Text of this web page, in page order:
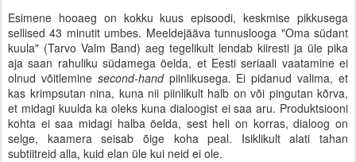
Esimene hooaeg on kokku kuus episoodi, keskmise pikkusega
sellised 43 minutit umbes. Meeldejääva tunnuslooga "Oma südant
kuula" (Tarvo Valm Band) aeg tegelikult lendab kiiresti ja üle pika
aja saan rahuliku südamega öelda, et Eesti seriaali vaatamine ei
olnud võitlemine second-handpiinlikusega. Ei pidanud valima, et
kas krimpsutan nina, kuna nii piinlikult halb on või pingutan kõrva,
et midagi kuulda ka oleks kuna dialoogist ei saa aru. Produktsiooni
kohta ei saa midagi halba öelda, sest heli on korras, dialoog on
selge, kaamera seisab õige koha peal. Isiklikult alati tahan
subtiitreid alla, kuid elan üle kui neid ei ole.